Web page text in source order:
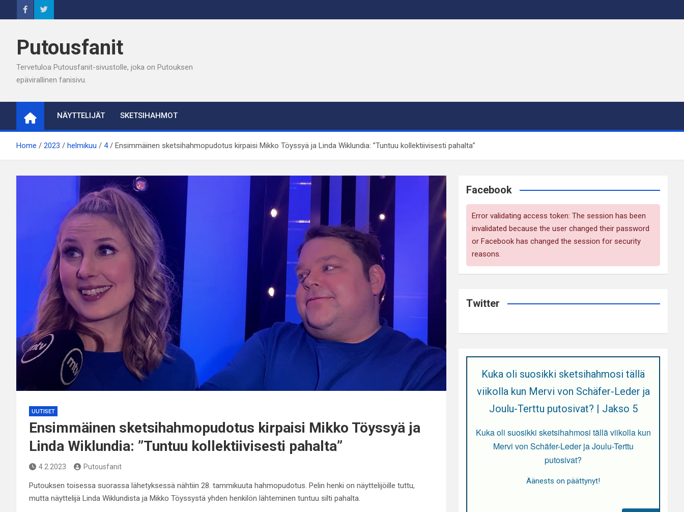
to
Putousfanit
Tervetuloa Putousfanit-sivustolle, joka on Putouksen
epävirallinen fanisivu.
NÄYTTELIJÄT SKETSIHAHMOT
Home 2023 helmikuu 4 Ensimmäinen sketsihahmopudotus kirpaisi Mikko Töyssyä ja Linda Wiklundia: ”Tuntuu kollektiivisesti pahalta”
UUTISET
Ensimmäinen sketsihahmopudotus kirpaisi Mikko Töyssyä ja
Linda Wiklundia: ”Tuntuu kollektiivisesti pahalta”
4.2.2023 Putousfanit
Putouksen toisessa suorassa lähetyksessä nähtiin 28. tammikuuta hahmopudotus. Pelin henki on näyttelijöille tuttu,
mutta näyttelijä Linda Wiklundista ja Mikko Töyssystä yhden henkilön lähteminen tuntuu silti pahalta.
Facebook
Error validating access token: The session has been
invalidated because the user changed their password
or Facebook has changed the session for security
reasons.
Twitter
Kuka oli suosikki sketsihahmosi tällä
viikolla kun Mervi von Schäfer-Leder ja
Joulu-Terttu putosivat? | Jakso 5
Kuka oli suosikki sketsihahmosi tällä viikolla kun
Mervi von Schäfer-Leder ja Joulu-Terttu
putosivat?
Äänests on päättynyt!